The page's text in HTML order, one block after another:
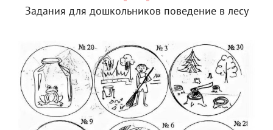
Задания для дошкольников поведение в лесу